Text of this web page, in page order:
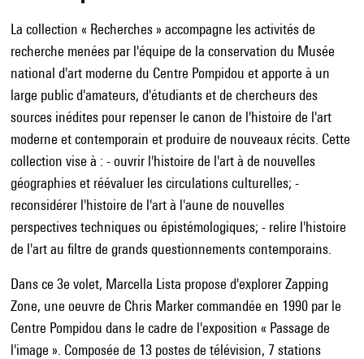
La collection « Recherches » accompagne les activités de
recherche menées par l'équipe de la conservation du Musée
national d'art moderne du Centre Pompidou et apporte à un
large public d'amateurs, d'étudiants et de chercheurs des
sources inédites pour repenser le canon de l'histoire de l'art
moderne et contemporain et produire de nouveaux récits. Cette
collection vise à : - ouvrir l'histoire de l'art à de nouvelles
géographies et réévaluer les circulations culturelles; -
reconsidérer l'histoire de l'art à l'aune de nouvelles
perspectives techniques ou épistémologiques; - relire l'histoire
de l'art au filtre de grands questionnements contemporains.
Dans ce 3e volet, Marcella Lista propose d'explorer Zapping
Zone, une oeuvre de Chris Marker commandée en 1990 par le
Centre Pompidou dans le cadre de l'exposition « Passage de
l'image ». Composée de 13 postes de télévision, 7 stations